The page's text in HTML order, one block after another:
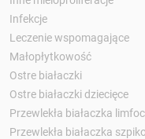
Infekcje
Leczenie wspomagające
Małopłytkowość
Ostre białaczki
Ostre białaczki dziecięce
Przewlekła białaczka
Przewlekła białaczka